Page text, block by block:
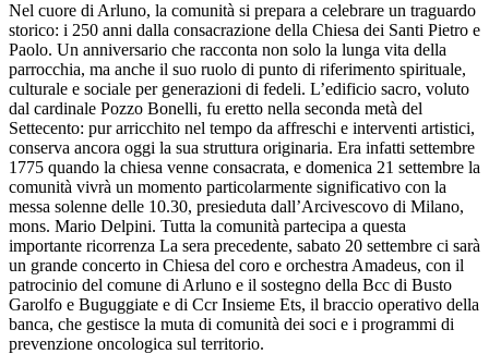
Nel cuore di Arluno, la comunità si prepara a celebrare un traguardo
storico: i 250 anni dalla consacrazione della Chiesa dei Santi Pietro e
Paolo. Un anniversario che racconta non solo la lunga vita della
parrocchia, ma anche il suo ruolo di punto di riferimento spirituale,
culturale e sociale per generazioni di fedeli. L’edificio sacro, voluto
dal cardinale Pozzo Bonelli, fu eretto nella seconda metà del
Settecento: pur arricchito nel tempo da affreschi e interventi artistici,
conserva ancora oggi la sua struttura originaria. Era infatti settembre
1775 quando la chiesa venne consacrata, e domenica 21 settembre la
comunità vivrà un momento particolarmente significativo con la
messa solenne delle 10.30, presieduta dall’Arcivescovo di Milano,
mons. Mario Delpini. Tutta la comunità partecipa a questa
importante ricorrenza La sera precedente, sabato 20 settembre ci sarà
un grande concerto in Chiesa del coro e orchestra Amadeus, con il
patrocinio del comune di Arluno e il sostegno della Bcc di Busto
Garolfo e Buguggiate e di Ccr Insieme Ets, il braccio operativo della
banca, che gestisce la muta di comunità dei soci e i programmi di
prevenzione oncologica sul territorio.